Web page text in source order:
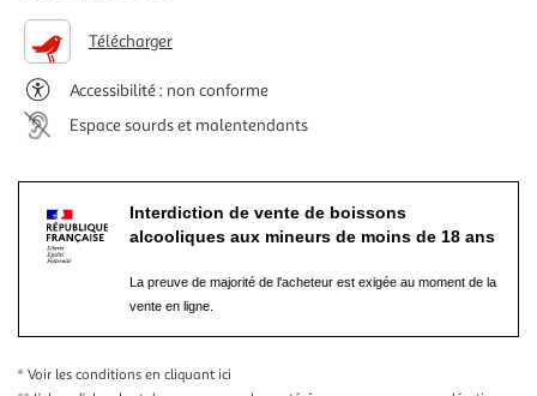
Télécharger
Accessibilité : non conforme
Espace sourds et malentendants
Interdiction de vente de boissons
alcooliques aux mineurs de moins de 18 ans
La preuve de majorité de l'acheteur est exigée au moment de la
vente en ligne.
* Voir les conditions en cliquant ici